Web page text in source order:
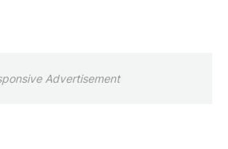
Advertisement